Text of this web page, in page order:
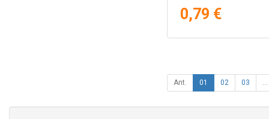
0,79 €
Ant. 01 02 03 ...